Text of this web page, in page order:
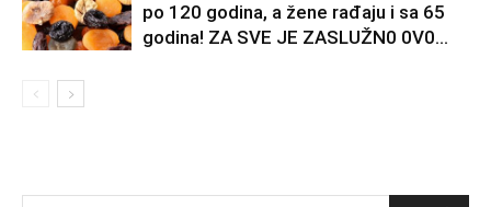
po 120 godina, a žene rađaju i sa 65
godina! ZA SVE JE ZASLUŽN0 0V0...